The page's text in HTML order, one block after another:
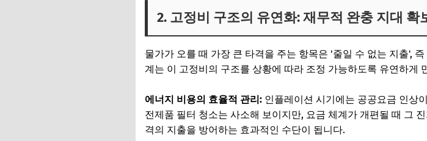
2. 고정비 구조의 유연화: 재무적 완충 지대 확
물가가 오를 때 가장 큰 타격을 주는 항목은 '줄일 수 없는 지출', 즉
계는 이 고정비의 구조를 상황에 따라 조정 가능하도록 유연하게
에너지 비용의 효율적 관리: 인플레이션 시기에는 공공요금 인상
전제품 필터 청소는 사소해 보이지만, 요금 체계가 개편될 때 그
격의 지출을 방어하는 효과적인 수단이 됩니다.